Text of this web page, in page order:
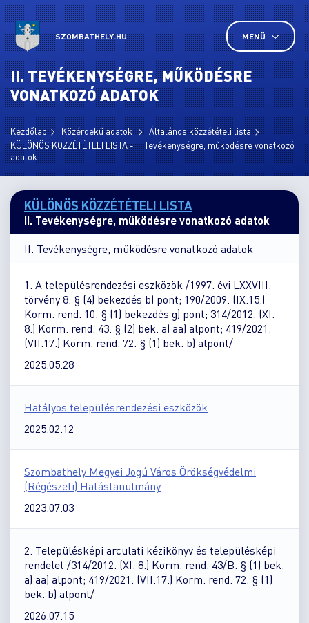
SZOMBATHELY.HU MENÜ
II. TEVÉKENYSÉGRE, MŰKÖDÉSRE
VONATKOZÓ ADATOK
Kezdőlap Közérdekű adatok
Általános közzétételi lista
KÜLÖNÖS KÖZZÉTÉTELI LISTA - II. Tevékenységre, működésre vonatkozó
adatok
KÜLÖNÖS KÖZZÉTÉTELI LISTA
II. Tevékenységre, működésre vonatkozó adatok
II. Tevékenységre, működésre vonatkozó adatok
1. A településrendezési eszközök /1997. évi LXXVIII.
törvény 8. § (4) bekezdés b) pont; 190/2009. (IX.15.)
Korm. rend. 10. § (1) bekezdés g) pont; 314/2012. (XI.
8.) Korm. rend. 43. § (2) bek. a) aa) alpont; 419/2021.
(VII.17.) Korm. rend. 72. § (1) bek. b) alpont/
2025.05.28
Hatályos településrendezési eszközök
2025.02.12
Szombathely Megyei Jogú Város Örökségvédelmi
(Régészeti) Hatástanulmány
2023.07.03
2. Településképi arculati kézikönyv és településképi
rendelet /314/2012. (XI. 8.) Korm. rend. 43/B. § (1) bek.
a) aa) alpont; 419/2021. (VII.17.) Korm. rend. 72. § (1)
bek. b) alpont/
2026.07.15